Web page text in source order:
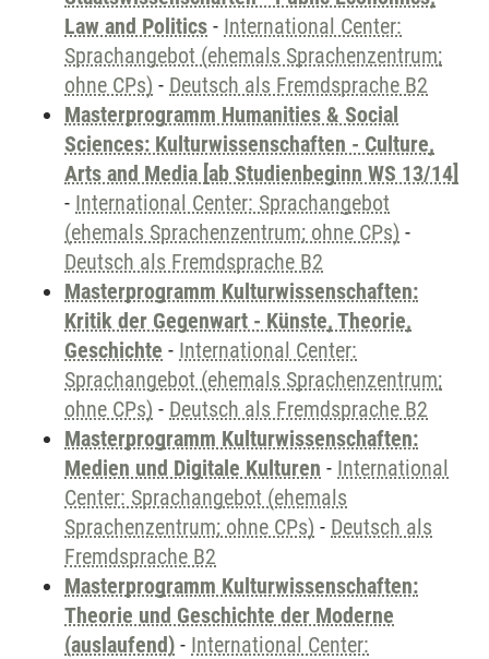
Law and Politics - International Center:
Sprachangebot (ehemals Sprachenzentrum;
ohne CPs) - Deutsch als Fremdsprache B2
Masterprogramm Humanities & Social
Sciences: Kulturwissenschaften - Culture,
Arts and Media [ab Studienbeginn WS 13/14]
- International Center: Sprachangebot
(ehemals Sprachenzentrum; ohne CPs) -
Deutsch als Fremdsprache B2
Masterprogramm Kulturwissenschaften:
Kritik der Gegenwart - Künste, Theorie,
Geschichte - International Center:
Sprachangebot (ehemals Sprachenzentrum;
ohne CPs) - Deutsch als Fremdsprache B2
Masterprogramm Kulturwissenschaften:
Medien und Digitale Kulturen - International
Center: Sprachangebot (ehemals
Sprachenzentrum; ohne CPs) - Deutsch als
Fremdsprache B2
Masterprogramm Kulturwissenschaften:
Theorie und Geschichte der Moderne
(auslaufend) - International Center: